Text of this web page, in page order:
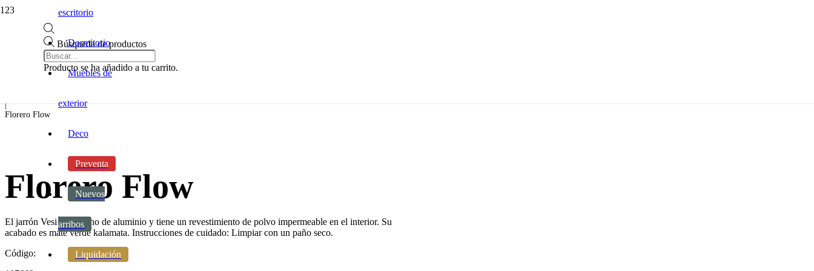
Búsqueda de productos
Producto se ha añadido a tu carrito.
escritorio
Dormitorio
Muebles de
exterior
Deco
Preventa
Nuevos
arribos
Liquidación
|
Florero Flow
Florero Flow
El jarrón Vesi está hecho de aluminio y tiene un revestimiento de polvo impermeable en el interior. Su
acabado es mate verde kalamata. Instrucciones de cuidado: Limpiar con un paño seco.
Código: